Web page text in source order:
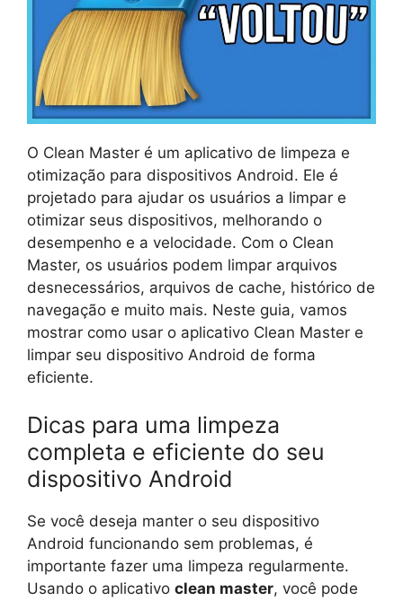
O Clean Master é um aplicativo de limpeza e
otimização para dispositivos Android. Ele é
projetado para ajudar os usuários a limpar e
otimizar seus dispositivos, melhorando o
desempenho e a velocidade. Com o Clean
Master, os usuários podem limpar arquivos
desnecessários, arquivos de cache, histórico de
navegação e muito mais. Neste guia, vamos
mostrar como usar o aplicativo Clean Master e
limpar seu dispositivo Android de forma
eficiente.
Dicas para uma limpeza
completa e eficiente do seu
dispositivo Android
Se você deseja manter o seu dispositivo
Android funcionando sem problemas, é
importante fazer uma limpeza regularmente.
Usando o aplicativo clean master, você pode